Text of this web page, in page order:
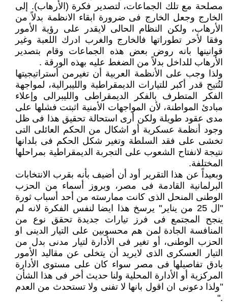
مصلحة مع تلك الجماعات، لتصدير فكرة (الأرهاب). إلى
الخارج وجعل الخارج فى ضرورة ابقاء الانظمة بدلاً من
الأرهاب، ولكن النظام الحالى لايقدر على رؤية الأمور
وفقا لأخر تطوراتها فالخارج والغرب ادرك اللعبة وغير
قوانينها بانه روض بعض هذه الجماعات وقام بتصدير
الأرهاب للداخل بدلاً من الضغط عليه بهذه الورقة .
ولذا وجب على الأنظمة العربية أن تغيرمن أستراتيجيتها
لتُتيح قدر أكبر للتيارات الديمقراطية والليبرالية، لمواجهة
الفكر المتطرف بالفكر الديمقراطى والليبرالى وإعلاء
مبادئ المواطنة، لأن المواجهات الأمنية اثبتت فشلها على
مدى عقود طويلة ولكن أرى استحالة تحقيق هذا فى ظل
وجود أنظمة عسكرية أو اشكال من الحكم العائلى التى
تخشى على فقد السلطة وتغير شكل الحكم فى بلدانها
نتيجة لانفتاح الشعوب على التجربة الديمقراطية بمراحلها
المختلفة.
وبعيداً عن هذا التقرير أود أن أضيف بأنه بقرب الانتخابات
البرلمانية القادمة فى مصر، وبروز أسماء من الحزب
الوطنى المنحل الذى كانت ممارسته من أحد أسباب ثورة
"ال 25 من يناير" يرسخ هذا ايضا لنفس الفكرة لانه لم
ينجح المجتمع فى فرز تيارات جديدة تحقق نوع من
المنافسة الجادة لمن هم محسوبين على التيار الدينى او
الحزب الوطنى، أو تغير فى الأدارة لتيار مدنى بدل من
التيار العسكرى الذى لايريد أن يتخلى عن مقاليد الأمور
بادق تفاصيلها فى مصر سواء كان على مستوى الأدارة
المركزية أو الأدارة المحلية ولنا حديث أخر فى هذا الشأن
"ولذا دعونى ان اقول بانها لا تفنى ولا تستحدث من العدم
."